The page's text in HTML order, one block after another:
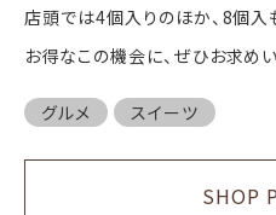
店頭では4個入りのほか、8個
お得なこの機会に、ぜひお求め
グルメ スイーツ
SHOP